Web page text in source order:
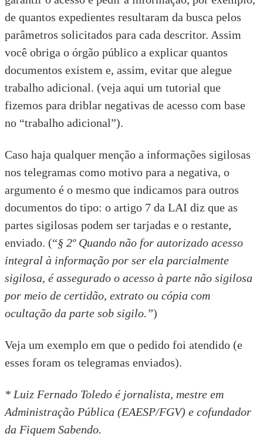
de quantos expedientes resultaram da busca pelos
parâmetros solicitados para cada descritor. Assim
você obriga o órgão público a explicar quantos
documentos existem e, assim, evitar que alegue
trabalho adicional. (veja aqui um tutorial que
fizemos para driblar negativas de acesso com base
no “trabalho adicional”).
Caso haja qualquer menção a informações sigilosas
nos telegramas como motivo para a negativa, o
argumento é o mesmo que indicamos para outros
documentos do tipo: o artigo 7 da LAI diz que as
partes sigilosas podem ser tarjadas e o restante,
enviado. (“§ 2º Quando não for autorizado acesso
integral à informação por ser ela parcialmente
sigilosa, é assegurado o acesso à parte não sigilosa
por meio de certidão, extrato ou cópia com
ocultação da parte sob sigilo.”)
Veja um exemplo em que o pedido foi atendido (e
esses foram os telegramas enviados).
* Luiz Fernado Toledo é jornalista, mestre em
Administração Pública (EAESP/FGV) e cofundador
da Fiquem Sabendo.